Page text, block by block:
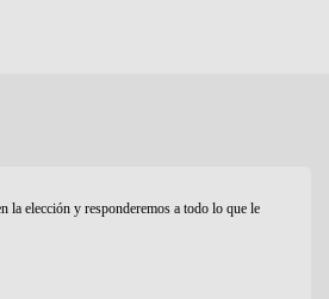
la elección y responderemos a todo lo que le